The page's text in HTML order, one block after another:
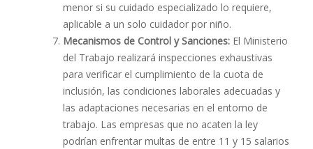
menor si su cuidado especializado lo requiere,
aplicable a un solo cuidador por niño.
Mecanismos de Control y Sanciones: El Ministerio
del Trabajo realizará inspecciones exhaustivas
para verificar el cumplimiento de la cuota de
inclusión, las condiciones laborales adecuadas y
las adaptaciones necesarias en el entorno de
trabajo. Las empresas que no acaten la ley
podrían enfrentar multas de entre 11 y 15 salarios